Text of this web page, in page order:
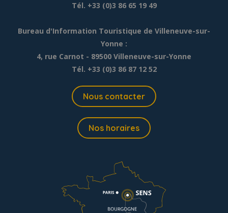
Tél. +33 (0)3 86 65 19 49
Bureau d'Information Touristique de Villeneuve-sur-
Yonne :
4, rue Carnot - 89500 Villeneuve-sur-Yonne
Tél. +33 (0)3 86 87 12 52
Nous contacter
Nos horaires